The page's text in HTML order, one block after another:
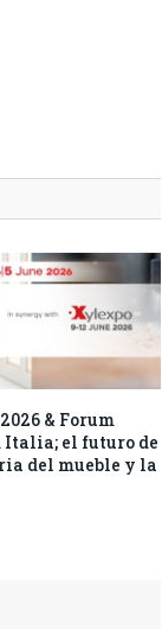
& Forum
el futuro de
del mueble y la